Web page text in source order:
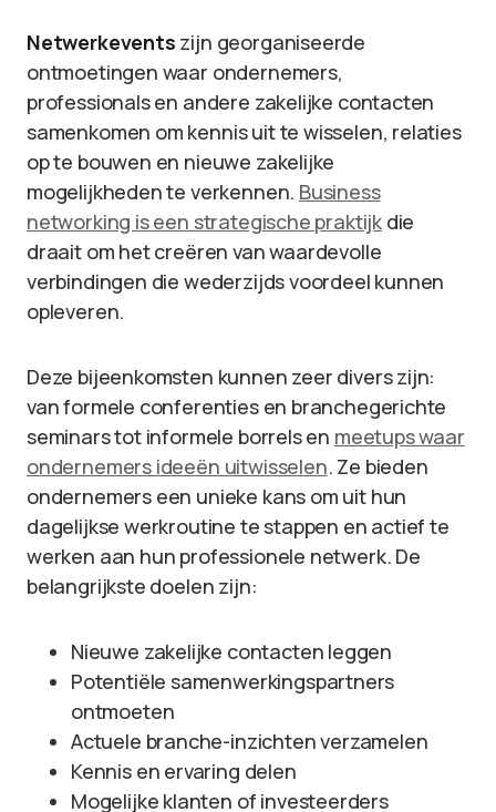
Netwerkevents zijn georganiseerde
ontmoetingen waar ondernemers,
professionals en andere zakelijke contacten
samenkomen om kennis uit te wisselen, relaties
op te bouwen en nieuwe zakelijke
mogelijkheden te verkennen. Business
networking is een strategische praktijkdie
draait om het creëren van waardevolle
verbindingen die wederzijds voordeel kunnen
opleveren.
Deze bijeenkomsten kunnen zeer divers zijn:
van formele conferenties en branchegerichte
seminars tot informele borrels en meetups waar
ondernemers ideeën uitwisselen. Ze bieden
ondernemers een unieke kans om uit hun
dagelijkse werkroutine te stappen en actief te
werken aan hun professionele netwerk. De
belangrijkste doelen zijn:
Nieuwe zakelijke contacten leggen
Potentiële samenwerkingspartners
ontmoeten
Actuele branche-inzichten verzamelen
Kennis en ervaring delen
Mogelijke klanten of investeerders